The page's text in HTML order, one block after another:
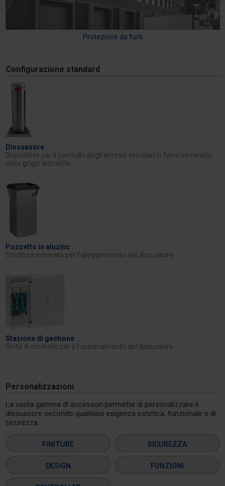
Protezione da furti
Configurazione standard
Dissuasore
Dispositivo per il controllo degli accessi veicolari in ferro verniciato
color grigio antracite.
Pozzetto in aluzinc
Struttura interrata per l’alloggiamento del dissuasore.
Stazione di gestione
Unità di controllo per il funzionamento del dissuasore.
Personalizzazioni
La vasta gamma di accessori permette di personalizzare il
dissuasore secondo qualsiasi esigenza estetica, funzionale e di
sicurezza.
FINITURE SICUREZZA
DESIGN FUNZIONI